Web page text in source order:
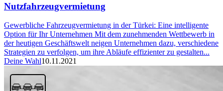
Nutzfahrzeugvermietung
Gewerbliche Fahrzeugvermietung in der Türkei: Eine intelligente
Option für Ihr Unternehmen Mit dem zunehmenden Wettbewerb in
der heutigen Geschäftswelt neigen Unternehmen dazu, verschiedene
Strategien zu verfolgen, um ihre Abläufe effizienter zu gestalten...
Deine Wahl10.11.2021